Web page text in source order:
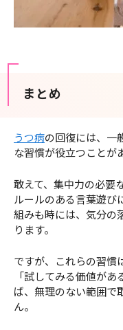
まとめ
うつ病の回復には、一
な習慣が役立つことが
敢えて、集中力の必要
ルールのある言葉遊び
組みも時には、気分の
ります。
ですが、これらの習慣
「試してみる価値が
ば、無理のない範囲で
ん。